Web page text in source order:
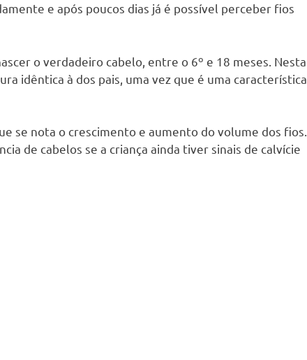
e após poucos dias já é possível perceber fios
o verdadeiro cabelo, entre o 6º e 18 meses. Nesta
idêntica à dos pais, uma vez que é uma característica
se nota o crescimento e aumento do volume dos fios.
de cabelos se a criança ainda tiver sinais de calvície